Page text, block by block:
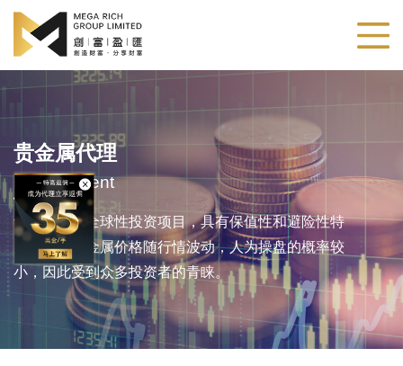
贵金属代理
Metals Agent
贵金属作为全球性投资项目，具有保值性和避险性特
点。由于贵金属价格随行情波动，人为操盘的概率较
小，因此受到众多投资者的青睐。